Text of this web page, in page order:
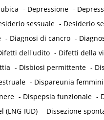
- Depressione -
sessuale - Desiderio
- Diagnosi di cancro -
dell'udito - Difetti della
- Disbiosi permittente -
- Dispareunia
- Dispepsia funzionale -
(LNG-IUD) - Dissezione